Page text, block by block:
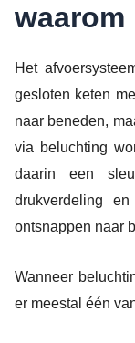
waarom
Het
gesloten keten
naar beneden,
via beluchting
daarin een
drukverdeling
ontsnappen naar
Wanneer
er meestal één